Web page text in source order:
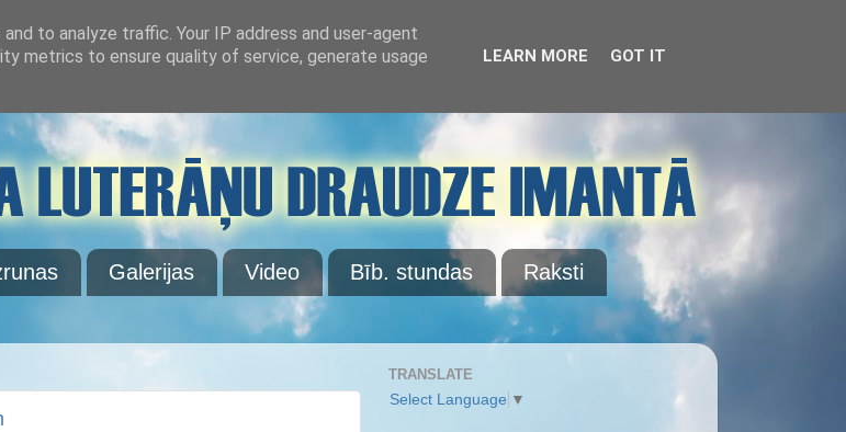
Galerijas Video Bīb. stundas
Raksti
TRANSLATE
Select Language ▼
to analyze traffic. Your IP address and user-agent
metrics to ensure quality of service, generate usage
LEARN MORE GOT IT